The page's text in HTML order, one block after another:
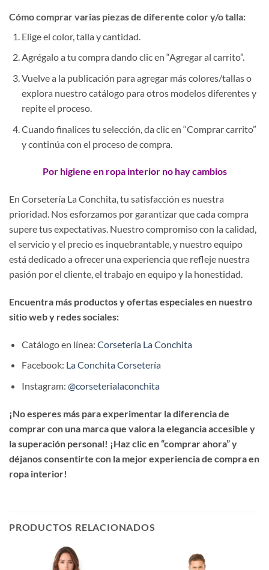
Cómo comprar varias piezas de diferente color y/o talla:
Elige el color, talla y cantidad.
Agrégalo a tu compra dando clic en “Agregar al carrito”.
Vuelve a la publicación para agregar más colores/tallas o
explora nuestro catálogo para otros modelos diferentes y
repite el proceso.
Cuando finalices tu selección, da clic en “Comprar carrito”
y continúa con el proceso de compra.
Por higiene en ropa interior no hay cambios
En Corsetería La Conchita, tu satisfacción es nuestra
prioridad. Nos esforzamos por garantizar que cada compra
supere tus expectativas. Nuestro compromiso con la calidad,
el servicio y el precio es inquebrantable, y nuestro equipo
está dedicado a ofrecer una experiencia que refleje nuestra
pasión por el cliente, el trabajo en equipo y la honestidad.
Encuentra más productos y ofertas especiales en nuestro
sitio web y redes sociales:
Catálogo en línea: Corsetería La Conchita
Facebook: La Conchita Corsetería
Instagram: @corseterialaconchita
¡No esperes más para experimentar la diferencia de
comprar con una marca que valora la elegancia accesible y
la superación personal! ¡Haz clic en “comprar ahora” y
déjanos consentirte con la mejor experiencia de compra en
ropa interior!
PRODUCTOS RELACIONADOS